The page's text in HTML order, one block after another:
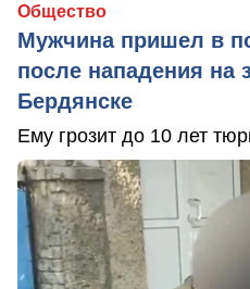
Общество
Мужчина пришел в
после нападения на
Бердянске
Ему грозит до 10 лет